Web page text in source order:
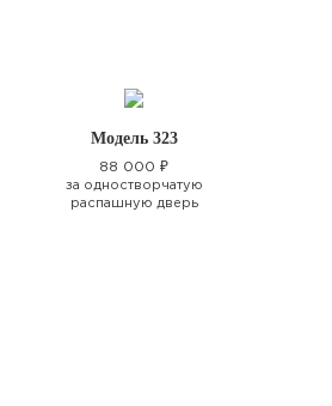
Модель 323
88 000 ₽
за одностворчатую
распашную дверь